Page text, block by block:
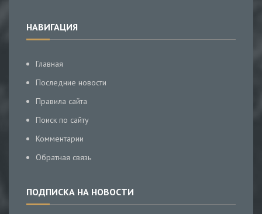
НАВИГАЦИЯ
Главная
Последние новости
Правила сайта
Поиск по сайту
Комментарии
Обратная связь
ПОДПИСКА НА НОВОСТИ